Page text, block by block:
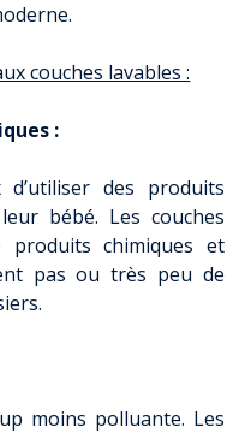
couches lavables :
:
des produits
bébé. Les couches
produits chimiques et
pas ou très peu de
moins polluante. Les